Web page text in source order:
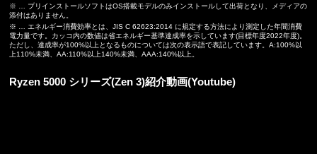
※ … プリインストールソフトはOS搭載モデルのみインストールして出荷となり、メディアの
添付はありません。
※ … エネルギー消費効率とは、JIS C 62623:2014 に規定する方法により測定した年間消費
電力量です。カッコ内の数値は省エネルギー基準達成率を示しています(目標年度2022年度)。
ただし、達成率が100%以上となるものについては次の表示語で表記しています。A:100%以
上110%未満、AA:110%以上140%未満、AAA:140%以上。
Ryzen 5000 シリーズ(Zen 3)紹介動画(Youtube)